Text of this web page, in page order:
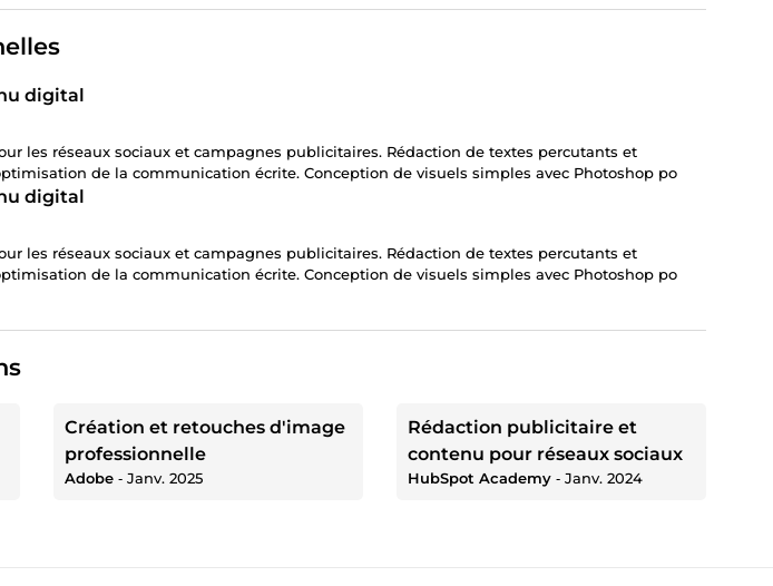
digital
les réseaux sociaux et campagnes publicitaires. Rédaction de textes percutants et
de la communication écrite. Conception de visuels simples avec Photoshop po
digital
les réseaux sociaux et campagnes publicitaires. Rédaction de textes percutants et
de la communication écrite. Conception de visuels simples avec Photoshop po
Création et retouches d'image
professionnelle
Adobe ‐ Janv. 2025
Rédaction publicitaire et
contenu pour réseaux sociaux
HubSpot Academy ‐ Janv. 2024